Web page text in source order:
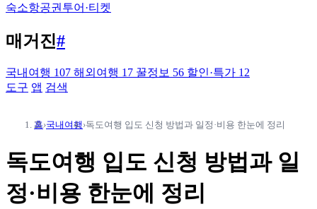
숙소항공권 투어·티켓
매거진#
국내여행 107 해외여행 17 꿀정보 56 할인·특가 12
도구 앱 검색
홈›국내여행›독도여행 입도 신청 방법과 일정·비용 한눈에 정리
독도여행 입도 신청 방법과 일
정·비용 한눈에 정리